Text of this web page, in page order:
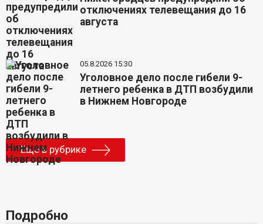
отключениях телевещания до 16
августа
05.8.2026 15:30
Уголовное дело после гибели 9-
летнего ребенка в ДТП возбудили
в Нижнем Новгороде
Еще в рубрике
Подробно